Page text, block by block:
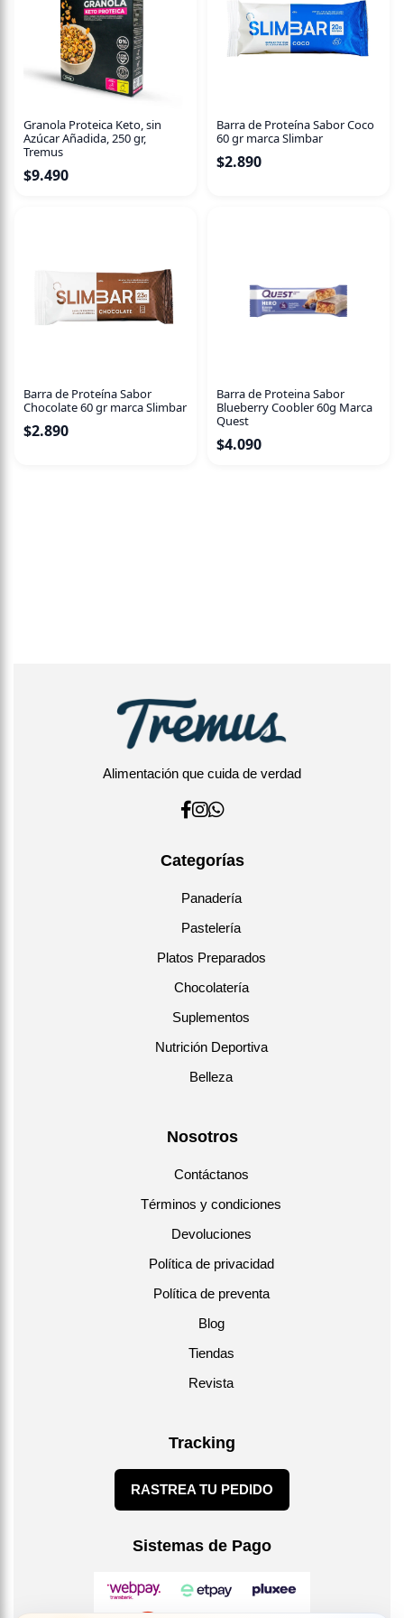
necesidades proteicas diarias y especialmente para las
personas que realizan actividad física intensa.
Granola Proteica Keto, sin
Azúcar Añadida, 250 gr,
Tremus
$9.490
Barra de Proteína Sabor Coco
60 gr marca Slimbar
$2.890
Barra de Proteína Sabor
Chocolate 60 gr marca Slimbar
$2.890
Barra de Proteina Sabor
Blueberry Coobler 60g Marca
Quest
$4.090
Alimentación que cuida de verdad
Categorías
Panadería
Pastelería
Platos Preparados
Chocolatería
Suplementos
Nutrición Deportiva
Belleza
Nosotros
Contáctanos
Términos y condiciones
Devoluciones
Política de privacidad
Política de preventa
Blog
Tiendas
Revista
Tracking
RASTREA TU PEDIDO
Sistemas de Pago